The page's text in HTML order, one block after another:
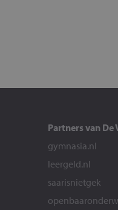
Partners van De
gymnasia.nl
leergeld.nl
saarisnietgek